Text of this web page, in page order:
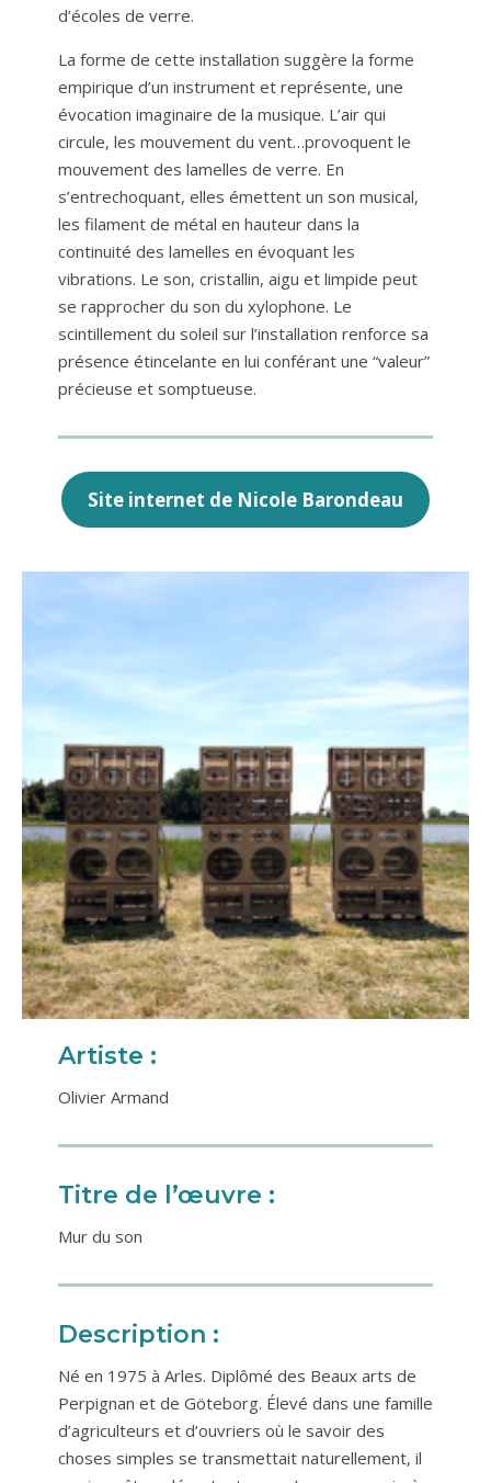
d’écoles de verre.
La forme de cette installation suggère la forme
empirique d’un instrument et représente, une
évocation imaginaire de la musique. L’air qui
circule, les mouvement du vent…provoquent le
mouvement des lamelles de verre. En
s’entrechoquant, elles émettent un son musical,
les filament de métal en hauteur dans la
continuité des lamelles en évoquant les
vibrations. Le son, cristallin, aigu et limpide peut
se rapprocher du son du xylophone. Le
scintillement du soleil sur l’installation renforce sa
présence étincelante en lui conférant une “valeur”
précieuse et somptueuse.
Site internet de Nicole Barondeau
Artiste :
Olivier Armand
Titre de l’œuvre :
Mur du son
Description :
Né en 1975 à Arles. Diplômé des Beaux arts de
Perpignan et de Göteborg. Élevé dans une famille
d’agriculteurs et d’ouvriers où le savoir des
choses simples se transmettait naturellement, il